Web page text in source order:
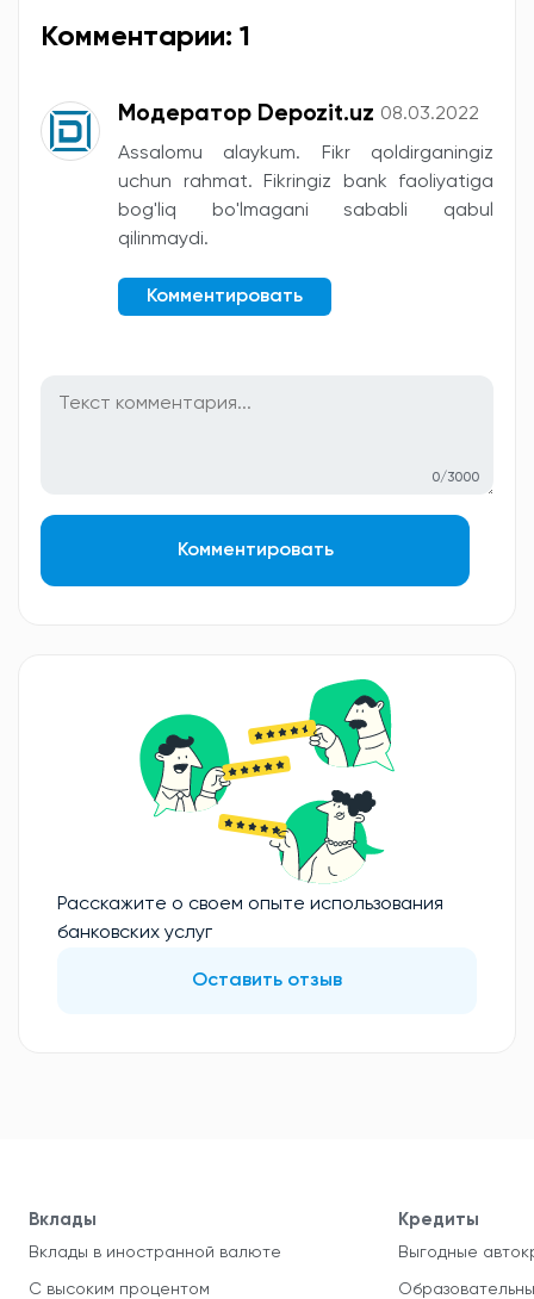
Комментарии: 1
Модератор Depozit.uz 08.03.2022
Assalomu alaykum. Fikr qoldirganingiz
uchun rahmat. Fikringiz bank faoliyatiga
bog'liq bo'lmagani sababli qabul
qilinmaydi.
Комментировать
0/3000
Комментировать
Расскажите о своем опыте использования
банковских услуг
Оставить отзыв
Вклады
Вклады в иностранной валюте
С высоким процентом
Кредиты
Выгодные